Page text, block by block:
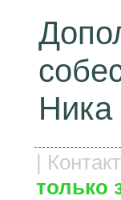
Ника
|
только